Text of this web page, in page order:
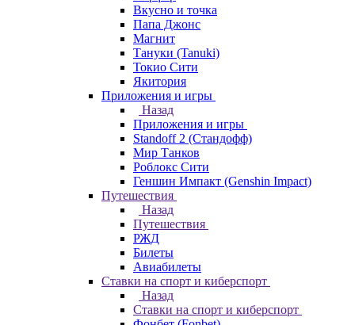
Вкусно и точка
Папа Джонс
Магнит
Тануки (Tanuki)
Токио Сити
Якитория
Приложения и игры
Назад
Приложения и игры
Standoff 2 (Стандофф)
Мир Танков
Роблокс Сити
Геншин Импакт (Genshin Impact)
Путешествия
Назад
Путешествия
РЖД
Билеты
Авиабилеты
Ставки на спорт и киберспорт
Назад
Ставки на спорт и киберспорт